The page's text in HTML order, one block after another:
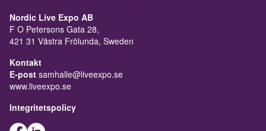
Nordic Live Expo AB
F O Petersons Gata 28,
421 31 Västra Frölunda, Sweden
Kontakt
E-post samhalle@liveexpo.se
www.liveexpo.se
Integritetspolicy